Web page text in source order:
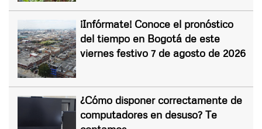
¡Infórmate! Conoce el pronóstico
del tiempo en Bogotá de este
viernes festivo 7 de agosto de 2026
¿Cómo disponer correctamente de
computadores en desuso? Te